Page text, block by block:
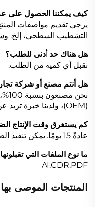
كيف يمكننا الحصول
يرجى تقديم مواصفات
التشطيب السطحي، إلخ.
هل هناك حد أدنى للطلب؟
نقبل أي كمية من الطلب.
هل أنتم مصنع أو شركة
نحن
(OEM)، ولدينا خبرة تزيد عن 13 عامًا في الطباعة والتصدير.
كم يستغرق وقت الإنتاج
عادةً 15 يومًا. يمكن تنفيذ الطلبات العاجلة.
ما نوع الملفات التي
AI.CDR.PDF
المنتجات الموصى بها